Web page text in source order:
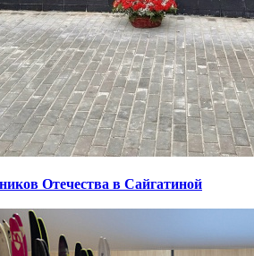
Отечества в Сайгатиной